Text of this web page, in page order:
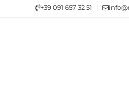
+39 091 657 32 51